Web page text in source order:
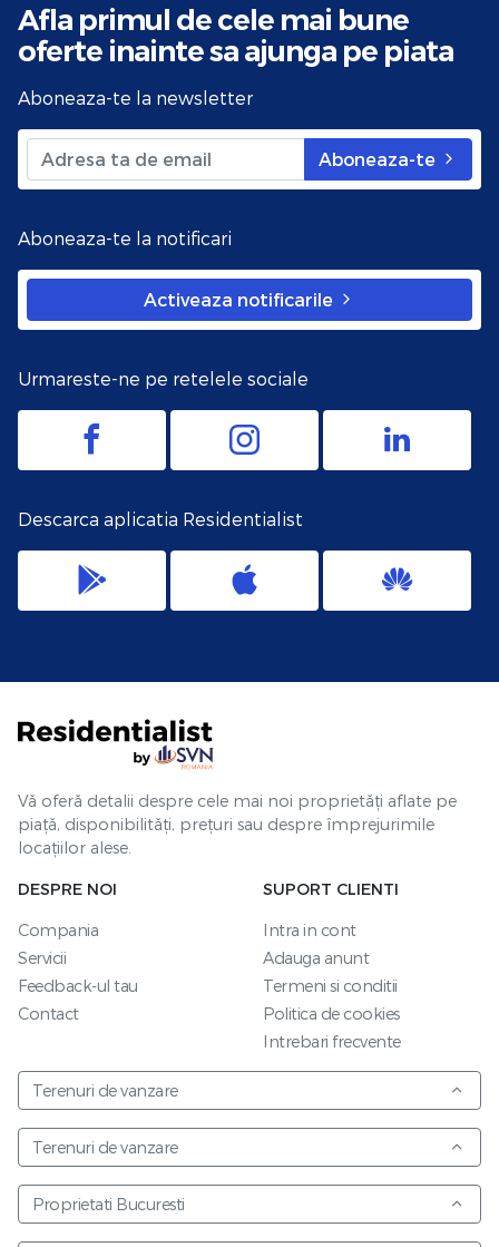
Afla primul de cele mai bune
oferte inainte sa ajunga pe piata
Aboneaza-te la newsletter
Aboneaza-te
Aboneaza-te la notificari
Activeaza notificarile
Urmareste-ne pe retelele sociale
Descarca aplicatia Residentialist
Vă oferă detalii despre cele mai noi proprietăți aflate pe
piață, disponibilități, prețuri sau despre împrejurimile
locațiilor alese.
DESPRE NOI
Compania
Servicii
Feedback-ul tau
Contact
SUPORT CLIENTI
Intra in cont
Adauga anunt
Termeni si conditii
Politica de cookies
Intrebari frecvente
Terenuri de vanzare
Terenuri de vanzare
Proprietati Bucuresti